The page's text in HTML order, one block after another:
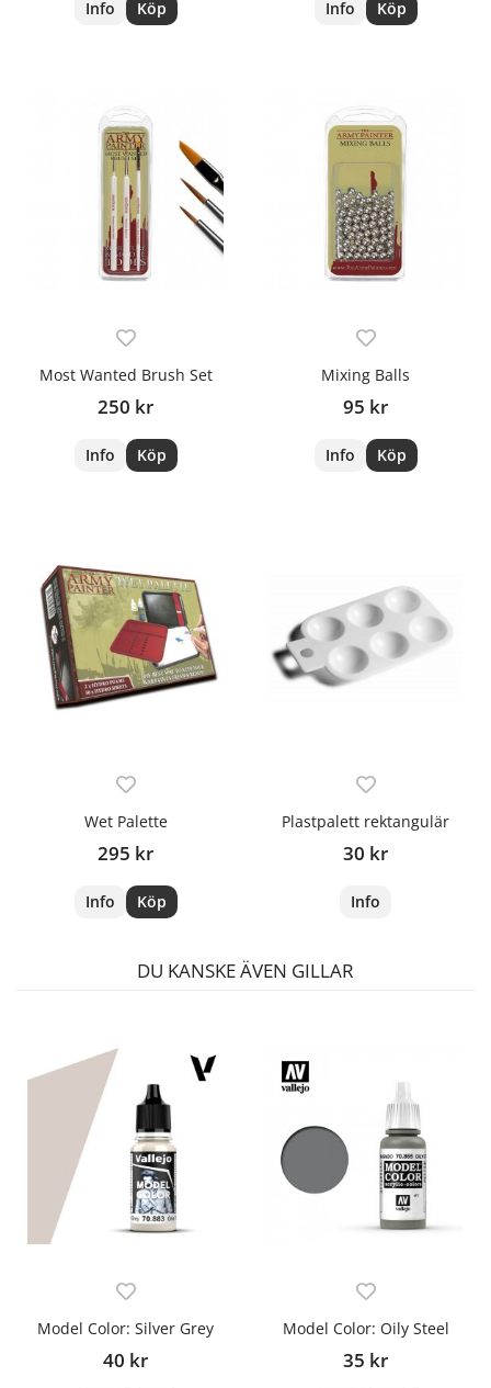
Info Köp Info Köp
Most Wanted Brush Set
250 kr
Info Köp
Mixing Balls
95 kr
Info Köp
Wet Palette
295 kr
Info Köp
Plastpalett rektangulär
30 kr
Info
DU KANSKE ÄVEN GILLAR
Model Color: Silver Grey
40 kr
Model Color: Oily Steel
35 kr